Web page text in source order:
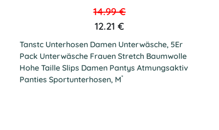
14.99 €
12.21 €
Tanstc Unterhosen Damen Unterwäsche, 5Er
Pack Unterwäsche Frauen Stretch Baumwolle
Hohe Taille Slips Damen Pantys Atmungsaktiv
Panties Sportunterhosen, M*